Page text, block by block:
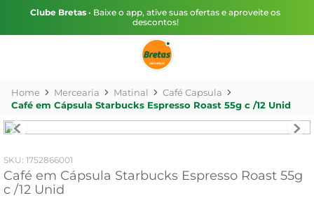
Clube Bretas • Baixe o app, ative suas ofertas e aproveite os
descontos!
Mercearia Matinal
Café Capsula
Café em Cápsula Starbucks Espresso Roast 55g c /12 Unid
: 1752866001
Café em Cápsula Starbucks Espresso Roast 55g
c /12 Unid